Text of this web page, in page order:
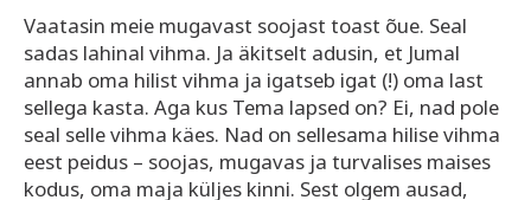
Vaatasin meie mugavast soojast toast õue. Seal
sadas lahinal vihma. Ja äkitselt adusin, et Jumal
annab oma hilist vihma ja igatseb igat (!) oma last
sellega kasta. Aga kus Tema lapsed on? Ei, nad pole
seal selle vihma käes. Nad on sellesama hilise vihma
eest peidus – soojas, mugavas ja turvalises maises
kodus, oma maja küljes kinni. Sest olgem ausad,